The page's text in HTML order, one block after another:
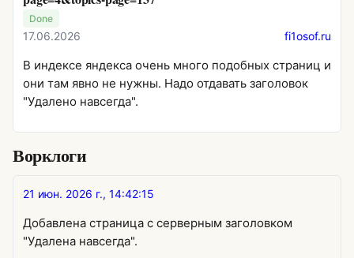
Done
17.06.2026 fi1osof.ru
В индексе яндекса очень много подобных страниц и
они там явно не нужны. Надо отдавать заголовок
"Удалено навсегда".
Ворклоги
21 июн. 2026 г., 14:42:15
Добавлена страница с серверным заголовком
"Удалена навсегда".